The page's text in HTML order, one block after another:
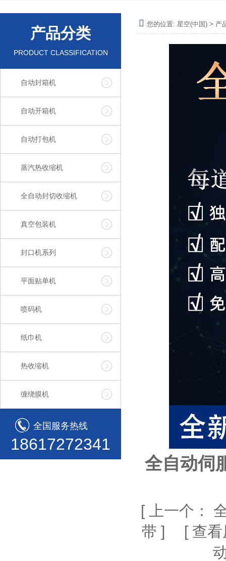
产品分类
PRODUCT CLASSIFICATION
自动封箱机
自动开箱机
自动打包机
蒸汽热收缩机
全自动封切收缩机
真空包装机
封口机系列
平面贴单机
喷码机
纸巾机
热收缩机
缠绕膜机
全国服务热线
18617272341
您的位置: 星空(中国) > 产
全自动伺
[ 上一个：
带 ] [ 查